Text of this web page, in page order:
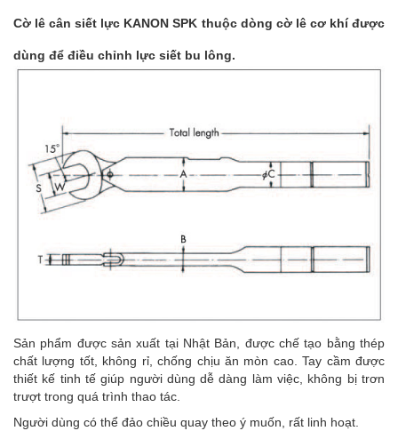
Cờ lê cân siết lực KANON SPK thuộc dòng cờ lê cơ khí được
dùng để điều chỉnh lực siết bu lông.
Sản phẩm được sản xuất tại Nhật Bản, được chế tạo bằng thép
chất lượng tốt, không rỉ, chống chịu ăn mòn cao. Tay cầm được
thiết kế tinh tế giúp người dùng dễ dàng làm việc, không bị trơn
trượt trong quá trình thao tác.
Người dùng có thể đảo chiều quay theo ý muốn, rất linh hoạt.